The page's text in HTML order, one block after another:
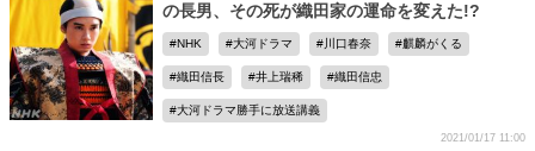
の長男、その死が織田家の運命を変えた!?
NHK 大河ドラマ 川口春奈 麒麟がくる
織田信長 井上瑞稀 織田信忠
大河ドラマ勝手に放送講義
2021/01/17 11:00